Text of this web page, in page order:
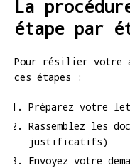
La
étape par
Pour résilier votre
ces étapes :
Préparez votre
Rassemblez les
justificatifs)
Envoyez votre